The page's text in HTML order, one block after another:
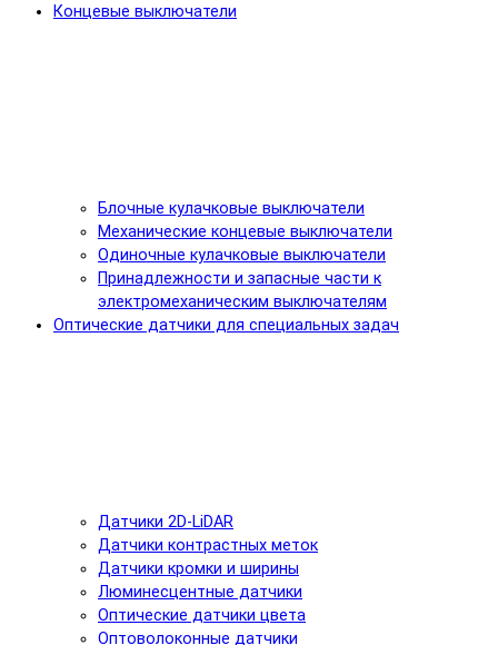
Концевые выключатели
Блочные кулачковые выключатели
Механические концевые выключатели
Одиночные кулачковые выключатели
Принадлежности и запасные части к
электромеханическим выключателям
Оптические датчики для специальных задач
Датчики 2D-LiDAR
Датчики контрастных меток
Датчики кромки и ширины
Люминесцентные датчики
Оптические датчики цвета
Оптоволоконные датчики